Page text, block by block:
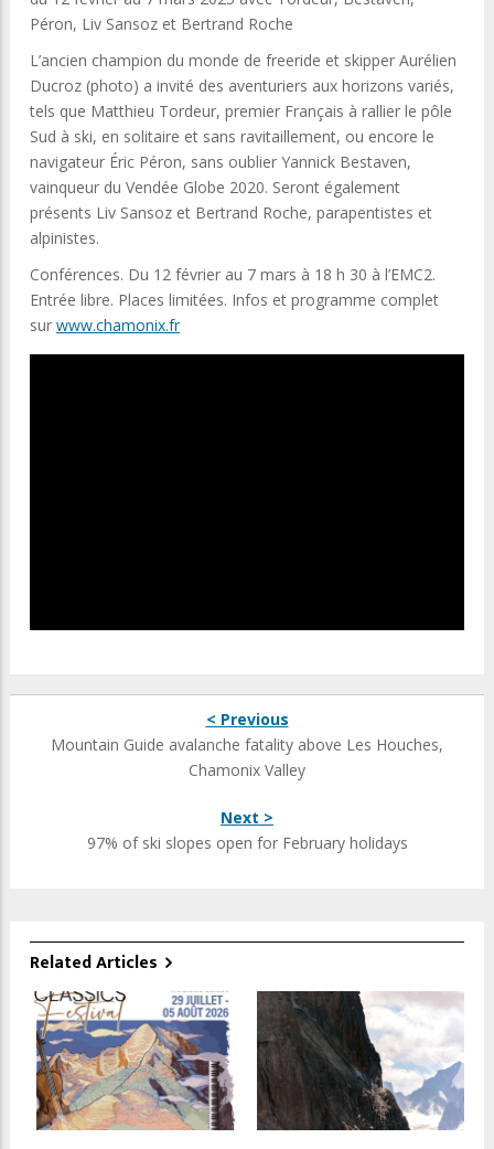
Péron, Liv Sansoz et Bertrand Roche
L’ancien champion du monde de freeride et skipper Aurélien
Ducroz (photo) a invité des aventuriers aux horizons variés,
tels que Matthieu Tordeur, premier Français à rallier le pôle
Sud à ski, en solitaire et sans ravitaillement, ou encore le
navigateur Éric Péron, sans oublier Yannick Bestaven,
vainqueur du Vendée Globe 2020. Seront également
présents Liv Sansoz et Bertrand Roche, parapentistes et
alpinistes.
Conférences. Du 12 février au 7 mars à 18 h 30 à l’EMC2.
Entrée libre. Places limitées. Infos et programme complet
sur www.chamonix.fr
< Previous
Mountain Guide avalanche fatality above Les Houches,
Chamonix Valley
Next >
97% of ski slopes open for February holidays
Related Articles